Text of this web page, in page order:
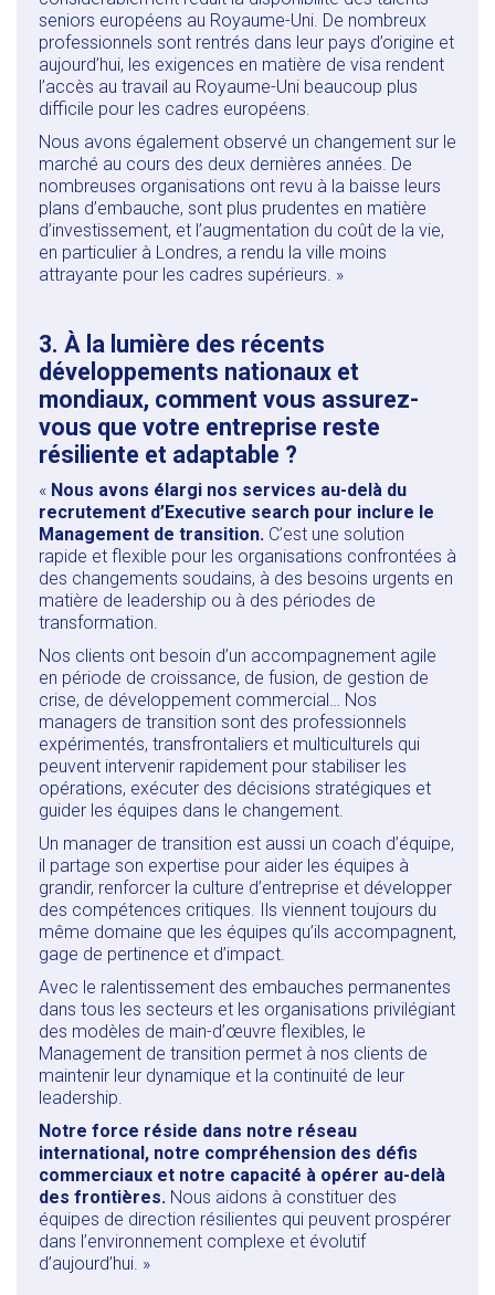
seniors européens au Royaume-Uni. De nombreux
professionnels sont rentrés dans leur pays d’origine et
aujourd’hui, les exigences en matière de visa rendent
l’accès au travail au Royaume-Uni beaucoup plus
difficile pour les cadres européens.
Nous avons également observé un changement sur le
marché au cours des deux dernières années. De
nombreuses organisations ont revu à la baisse leurs
plans d’embauche, sont plus prudentes en matière
d’investissement, et l’augmentation du coût de la vie,
en particulier à Londres, a rendu la ville moins
attrayante pour les cadres supérieurs. »
3. À la lumière des récents
développements nationaux et
mondiaux, comment vous assurez-
vous que votre entreprise reste
résiliente et adaptable ?
« Nous avons élargi nos services au-delà du
recrutement d’Executive search pour inclure le
Management de transition. C’est une solution
rapide et flexible pour les organisations confrontées à
des changements soudains, à des besoins urgents en
matière de leadership ou à des périodes de
transformation.
Nos clients ont besoin d’un accompagnement agile
en période de croissance, de fusion, de gestion de
crise, de développement commercial… Nos
managers de transition sont des professionnels
expérimentés, transfrontaliers et multiculturels qui
peuvent intervenir rapidement pour stabiliser les
opérations, exécuter des décisions stratégiques et
guider les équipes dans le changement.
Un manager de transition est aussi un coach d’équipe,
il partage son expertise pour aider les équipes à
grandir, renforcer la culture d’entreprise et développer
des compétences critiques. Ils viennent toujours du
même domaine que les équipes qu’ils accompagnent,
gage de pertinence et d’impact.
Avec le ralentissement des embauches permanentes
dans tous les secteurs et les organisations privilégiant
des modèles de main-d’œuvre flexibles, le
Management de transition permet à nos clients de
maintenir leur dynamique et la continuité de leur
leadership.
Notre force réside dans notre réseau
international, notre compréhension des défis
commerciaux et notre capacité à opérer au-delà
des frontières. Nous aidons à constituer des
équipes de direction résilientes qui peuvent prospérer
dans l’environnement complexe et évolutif
d’aujourd’hui. »